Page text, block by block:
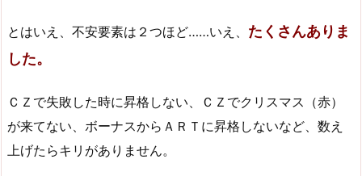
とはいえ、不安要素は２つほど……いえ、 たくさんありま
した。
ＣＺで失敗した時に昇格しない、ＣＺでクリスマス（赤）
が来てない、ボーナスからＡＲＴに昇格しないなど、数え
上げたらキリがありません。